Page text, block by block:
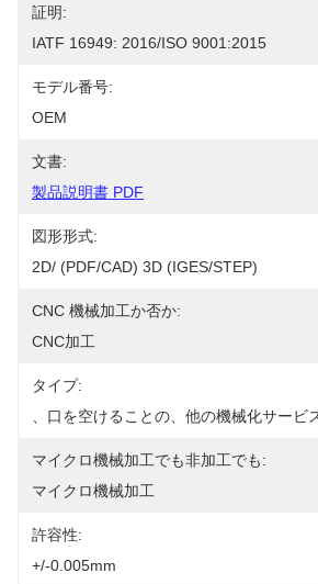
証明:
IATF 16949: 2016/ISO 9001:2015
モデル番号:
OEM
文書:
製品説明書 PDF
図形形式:
2D/ (PDF/CAD) 3D (IGES/STEP)
CNC 機械加工か否か:
CNC加工
タイプ:
、口を空けることの、他の機械化サー
マイクロ機械加工でも非加工でも:
マイクロ機械加工
許容性:
+/-0.005mm